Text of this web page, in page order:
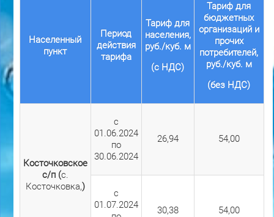
Населенный
пункт
Период
действия
тарифа
Тариф для
населения,
руб./куб. м
(с НДС)
Тариф для
бюджетных
организаций и
прочих
потребителей,
руб./куб. м
(без НДС)
Косточковское
с/п (с.
Косточковка,)
с
01.06.2024
по
30.06.2024
26,94 54,00
с
01.07.2024
30,38 54,00